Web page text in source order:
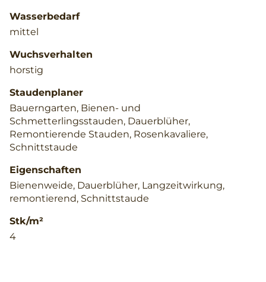
Wasserbedarf
mittel
Wuchsverhalten
horstig
Staudenplaner
Bauerngarten, Bienen- und
Schmetterlingsstauden, Dauerblüher,
Remontierende Stauden, Rosenkavaliere,
Schnittstaude
Eigenschaften
Bienenweide, Dauerblüher, Langzeitwirkung,
remontierend, Schnittstaude
Stk/m²
4